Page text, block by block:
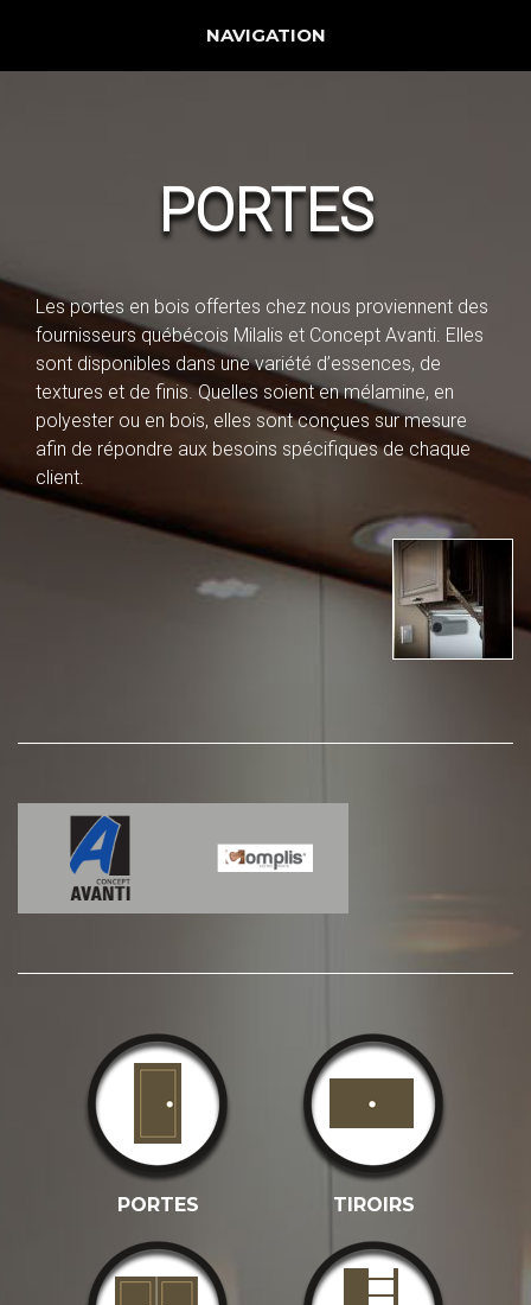
PORTES
Les portes en bois offertes chez nous proviennent des
fournisseurs québécois Milalis et Concept Avanti. Elles
sont disponibles dans une variété d’essences, de
textures et de finis. Quelles soient en mélamine, en
polyester ou en bois, elles sont conçues sur mesure
afin de répondre aux besoins spécifiques de chaque
client.
PORTES TIROIRS
NAVIGATION